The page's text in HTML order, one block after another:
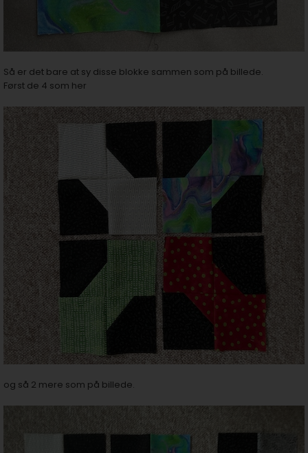
Så er det bare at sy disse blokke sammen som på billede.
Først de 4 som her
og så 2 mere som på billede.